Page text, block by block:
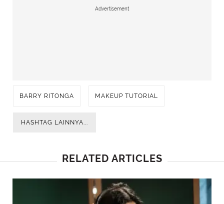
Advertisement
BARRY RITONGA MAKEUP TUTORIAL
HASHTAG LAINNYA...
RELATED ARTICLES